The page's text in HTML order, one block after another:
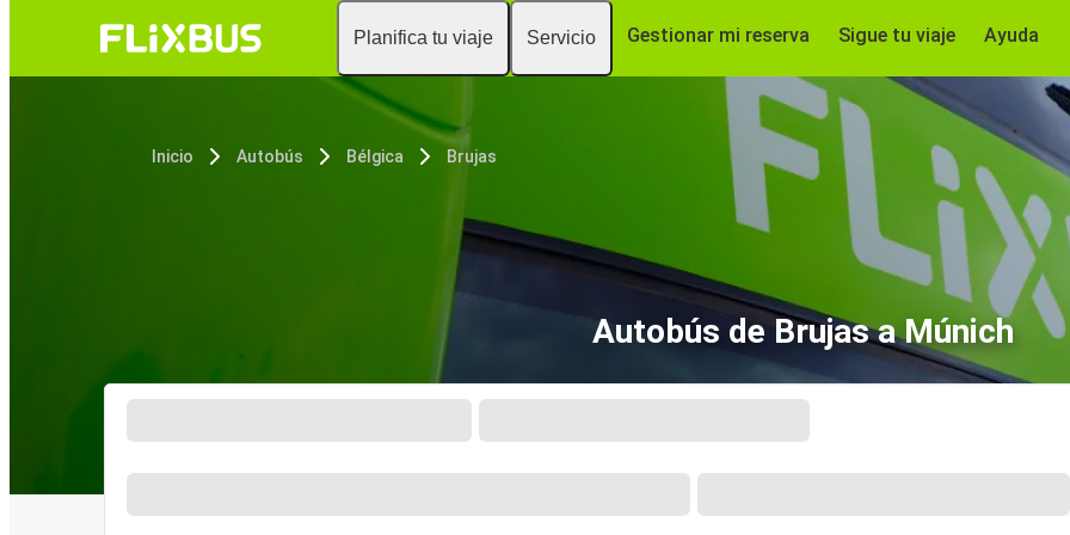
Planifica tu viaje Servicio Gestionar mi reserva Sigue tu viaje Ayuda
Inicio Autobús Bélgica Brujas
Autobús de Brujas a Múnich